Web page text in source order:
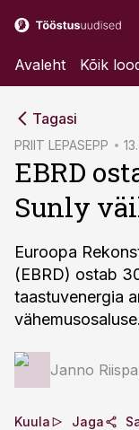
Avaleht Kõik
Tagasi
PRIIT LEPASEPP
EBRD
Sunly
Euroopa
(EBRD) ostab
taastuvenergia
vähemusosaluse.
Janno
Kuula Jaga